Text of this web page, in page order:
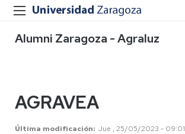
Alumni Zaragoza - Agraluz
AGRAVEA
Última modificación Jue , 25/05/2023 - 09:01